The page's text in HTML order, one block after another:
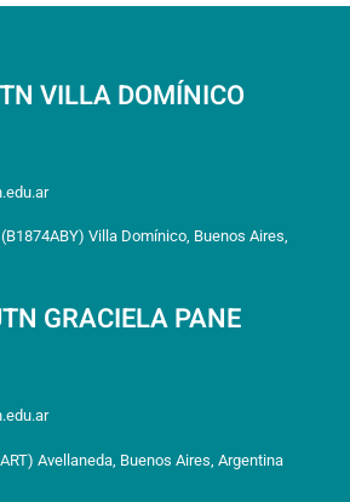
VILLA DOMÍNICO
Villa Domínico, Buenos Aires,
GRACIELA PANE
Avellaneda, Buenos Aires, Argentina